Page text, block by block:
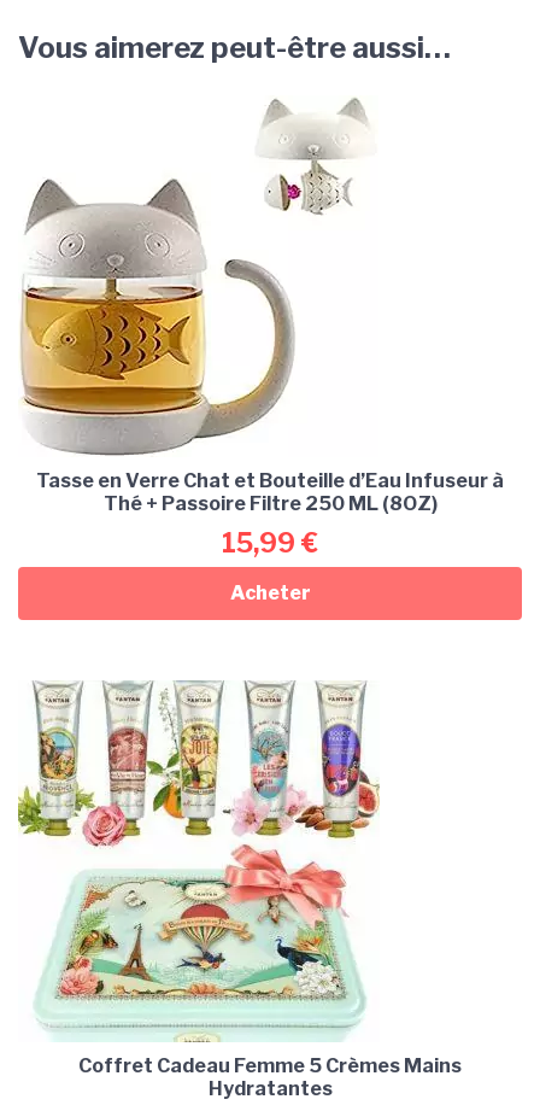
Vous aimerez peut-être aussi…
Tasse en Verre Chat et Bouteille d’Eau Infuseur à
Thé + Passoire Filtre 250 ML (8OZ)
15,99 €
Acheter
Coffret Cadeau Femme 5 Crèmes Mains
Hydratantes